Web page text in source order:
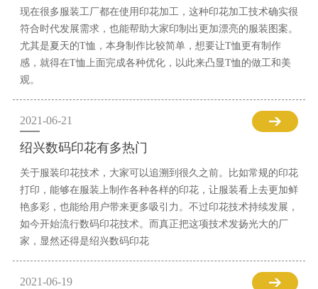
现在很多服装工厂都在使用印花加工，这种印花加工技术确实很
符合时代发展需求，也能帮助大家印制出更加漂亮的服装图案。
尤其是夏天的T恤，本身制作比较简单，想要让T恤更有制作
感，就得在T恤上面完成各种优化，以此来凸显T恤的做工和美
观。
2021-06-21
绍兴数码印花有多热门
关于服装印花技术，大家可以追溯到很久之前。比如常规的印花
打印，能够在服装上制作各种各样的印花，让服装看上去更加鲜
艳多彩，也能给用户带来更多吸引力。不过印花技术持续发展，
如今开始流行数码印花技术。而真正把这项技术发扬光大的厂
家，显然还得是绍兴数码印花
2021-06-19